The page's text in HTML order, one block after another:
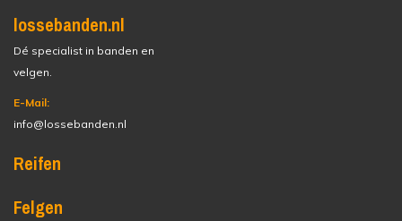
lossebanden.nl
Dé specialist in banden en
velgen.
E-Mail:
info@lossebanden.nl
Reifen
Felgen